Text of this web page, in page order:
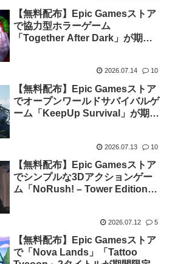
【無料配布】Epic Gamesストア
で協力型ホラーゲーム
「Together After Dark」が期間
2026.07.14 10
【無料配布】Epic Gamesストア
でオープンワールドサバイバルゲ
ーム「KeepUp Survival」が期間
2026.07.13 10
【無料配布】Epic Gamesストア
でシンプルな3Dアクションゲー
ム「NoRush! – Tower Edition」
2026.07.12 5
【無料配布】Epic Gamesストア
で「Nova Lands」「Tattoo